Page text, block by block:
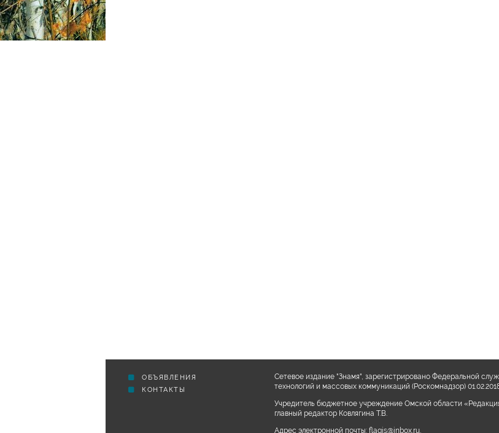
ОБЪЯВЛЕНИЯ
КОНТАКТЫ
Сетевое издание "Знамя", зарегистрировано Федеральной
технологий и массовых коммуникаций (Роскомнадзор)
Учредитель бюджетное учреждение Омской области
главный редактор Ковлягина Т.В.
Адрес электронной почты: flagis@inbox.ru,